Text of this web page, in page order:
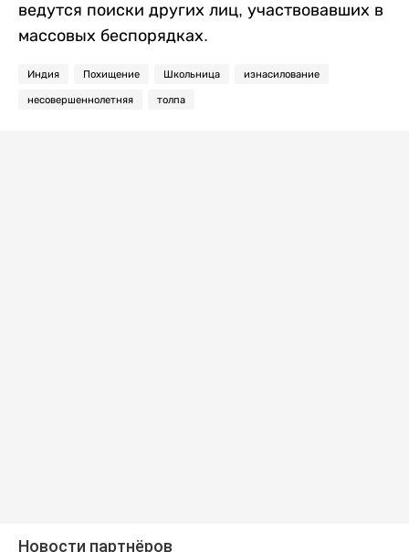
ведутся поиски других лиц, участвовавших в
массовых беспорядках.
Индия Похищение Школьница изнасилование
несовершеннолетняя толпа